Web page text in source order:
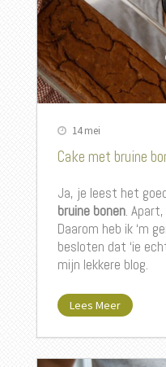
14 mei
Cake met bruine
Ja, je leest het
bruine bonen.
Daarom heb ik ‘m
besloten dat ‘ie
mijn lekkere blog.
Lees Meer